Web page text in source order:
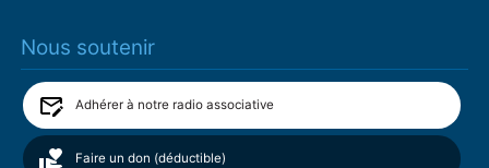
Nous soutenir
Adhérer à notre radio associative
Faire un don (déductible)